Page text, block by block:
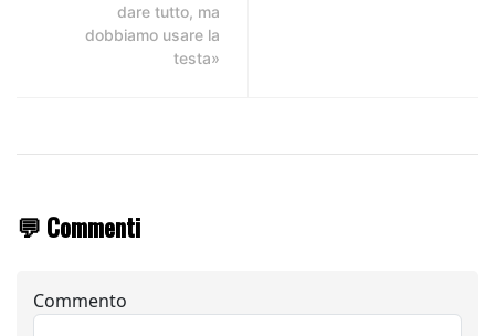
dare tutto, ma
dobbiamo usare la
testa»
💬 Commenti